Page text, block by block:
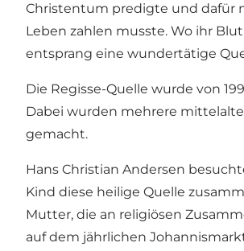
Christentum predigte und dafür
Leben zahlen musste. Wo ihr Blut
entsprang eine wundertätige
Die Regisse-Quelle wurde von
Dabei wurden mehrere
gemacht.
Hans Christian Andersen
Kind diese heilige Quelle
Mutter, die an religiösen
auf dem jährlichen